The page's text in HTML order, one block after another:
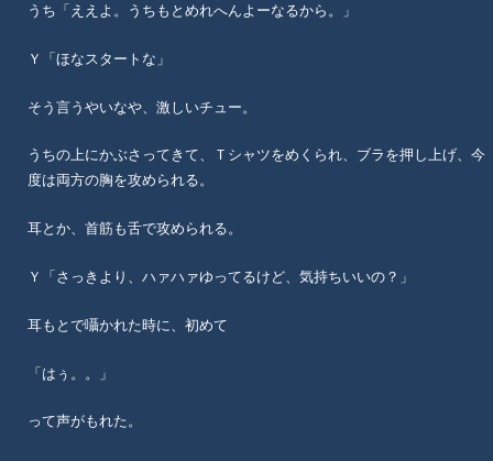
うち「ええよ。うちもとめれへんよーなるから。」
Ｙ「ほなスタートな」
そう言うやいなや、激しいチュー。
うちの上にかぶさってきて、Ｔシャツをめくられ、ブラを押し上げ、今
度は両方の胸を攻められる。
耳とか、首筋も舌で攻められる。
Ｙ「さっきより、ハァハァゆってるけど、気持ちいいの？」
耳もとで囁かれた時に、初めて
「はぅ。。」
って声がもれた。